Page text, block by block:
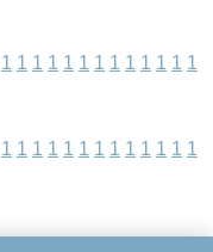
1 1 1 1 1 1 1 1 1 1 1 1 1
1 1 1 1 1 1 1 1 1 1 1 1 1